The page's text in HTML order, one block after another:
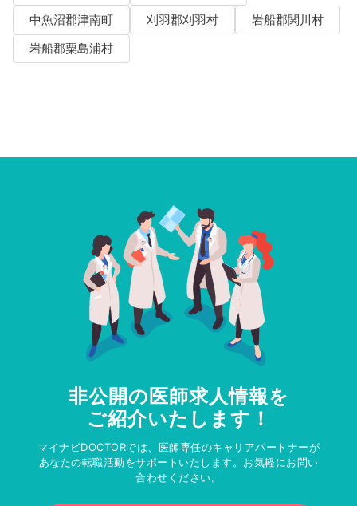
中魚沼郡津南町
刈羽郡刈羽村
岩船郡関川村
岩船郡粟島浦村
非公開の医師求人情報を
ご紹介いたします！
マイナビDOCTORでは、医師専任のキャリアパートナーが
あなたの転職活動をサポートいたします。お気軽にお問い
合わせください。